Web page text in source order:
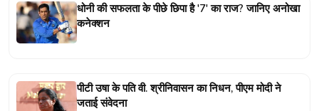
धोनी की सफलता के पीछे छिपा है '7' का राज? जानिए अनोखा
कनेक्शन
पीटी उषा के पति वी. श्रीनिवासन का निधन, पीएम मोदी ने
जताई संवेदना